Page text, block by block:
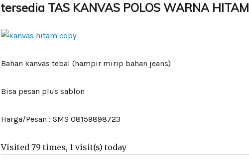
tersedia TAS KANVAS POLOS WARNA HITAM
Bahan kanvas tebal (hampir mirip bahan jeans)
Bisa pesan plus sablon
Harga/Pesan : SMS 08159898723
Visited 79 times, 1 visit(s) today